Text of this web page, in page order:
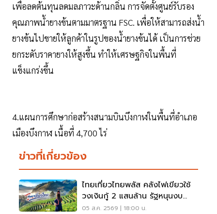
เพื่อลดต้นทุนลดมลภาวะด้านกลิ่น การจัดตั้งศูนย์รับรอง
คุณภาพน้ำยางข้นตามมาตรฐาน FSC. เพื่อให้สามารถส่งน้ำ
ยางข้นไปขายให้ลูกค้าในรูปของน้ำยางข้นได้ เป็นการช่วย
ยกระดับราคายางให้สูงขึ้น ทำให้เศรษฐกิจในพื้นที่
แข็งแกร่งขึ้น
4.แผนการศึกษาก่อสร้างสนามบินบึงกาฬในพื้นที่อำเภอ
เมืองบึงกาฬ เนื้อที่ 4,700 ไร่
ข่าวที่เกี่ยวข้อง
ไทยเที่ยวไทยพลัส คลังไฟเขียวใช้
วงเงินกู้ 2 แสนล้าน รัฐหนุนงบ
1,750 - 2,000 ล้านบาท
05 ส.ค. 2569 | 18:00 น.